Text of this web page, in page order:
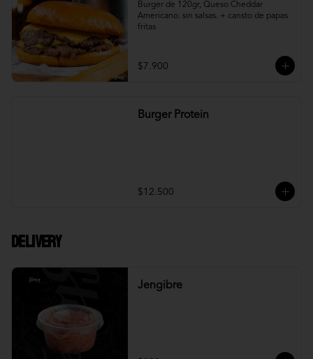
Burger de 120gr, Queso Cheddar
Americano. sin salsas. + cansto de papas
fritas
$7.900
Burger Protein
$12.500
DELIVERY
Jengibre